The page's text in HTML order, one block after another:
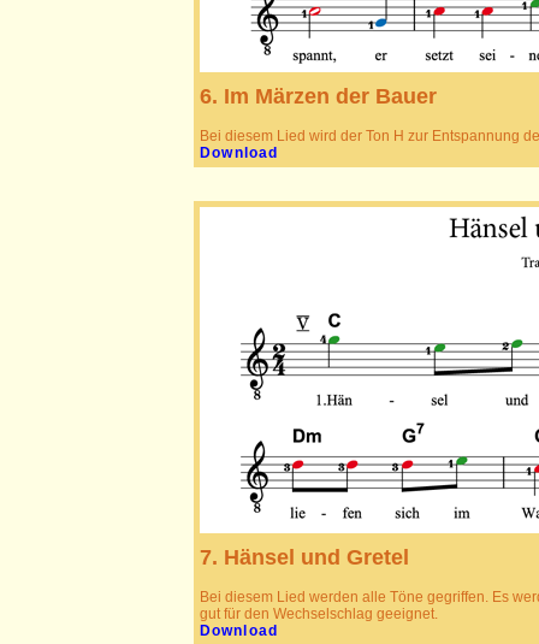
6. Im Märzen der Bauer
Bei diesem Lied wird der Ton H zur Entspannung
Download
7. Hänsel und Gretel
Bei diesem Lied werden alle Töne gegriffen. Es
gut für den Wechselschlag geeignet.
Download